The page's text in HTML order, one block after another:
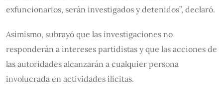
exfuncionarios, serán investigados y detenidos”, declaró.
Asimismo, subrayó que las investigaciones no
responderán a intereses partidistas y que las acciones de
las autoridades alcanzarán a cualquier persona
involucrada en actividades ilícitas.